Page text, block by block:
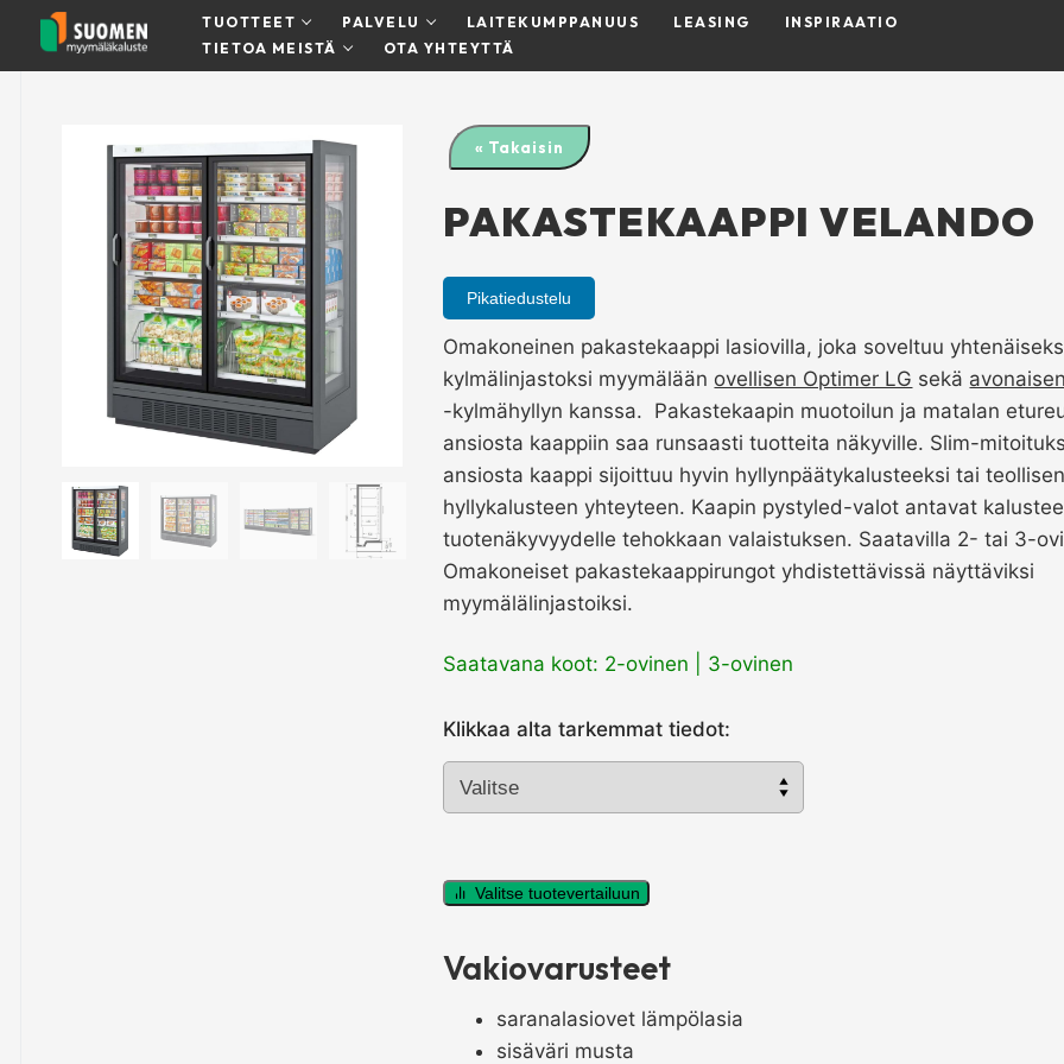
Hyppää
sisältöön
TUOTTEET PALVELU LAITEKUMPPANUUS LEASING
INSPIRAATIO
TIETOA MEISTÄ
OTA YHTEYTTÄ
« Takaisin
PAKASTEKAAPPI VELANDO
Pikatiedustelu
Omakoneinen pakastekaappi lasiovilla, joka soveltuu
kylmälinjastoksi myymälään ovellisen Optimer LG sekä
-kylmähyllyn kanssa. Pakastekaapin muotoilun ja matalan
ansiosta kaappiin saa runsaasti tuotteita näkyville. Slim-
ansiosta kaappi sijoittuu hyvin hyllynpäätykalusteeksi tai teollisen
hyllykalusteen yhteyteen. Kaapin pystyled-valot antavat
tuotenäkyvyydelle tehokkaan valaistuksen. Saatavilla 2- tai 3-
Omakoneiset pakastekaappirungot yhdistettävissä näyttäviksi
myymälälinjastoiksi.
Saatavana koot: 2-ovinen | 3-ovinen
Klikkaa alta tarkemmat tiedot:
Velando
Valitse tuotevertailuun
Vakiovarusteet
saranalasiovet lämpölasia
sisäväri musta